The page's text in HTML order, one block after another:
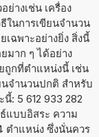
างเช่น เครื่อง
นการเขียนจำนวน
เฉพาะอย่างยิ่ง สิ่งนี้
มาก ๆ ได้อย่าง
ถูกที่ตำแหน่งนี้ เช่น
จำนวนปกติ สำหรับ
: 5 612 933 282
แบบอิสระ ความ
ตำแหน่ง ซึ่งนั่นควร